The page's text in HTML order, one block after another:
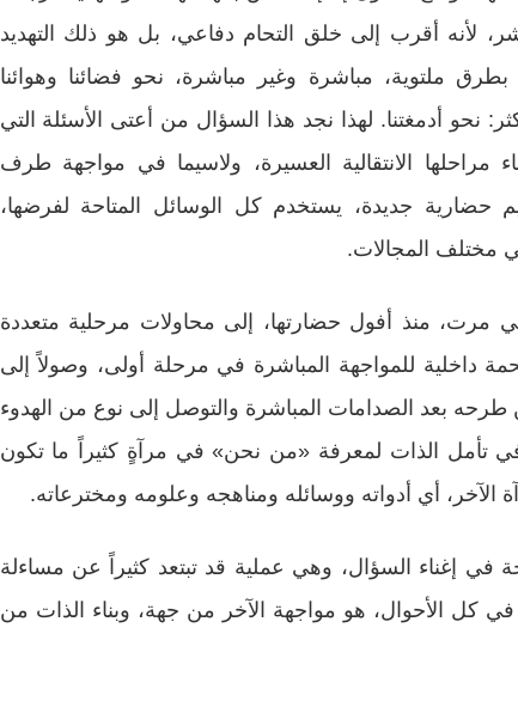
لأنه أقرب إلى خلق التحام دفاعي، بل هو ذلك التهديد
بطرق ملتوية، مباشرة وغير مباشرة، نحو فضائنا وهوائنا
نحو أدمغتنا. لهذا نجد هذا السؤال من أعتى الأسئلة التي
مراحلها الانتقالية العسيرة، ولاسيما في مواجهة طرف
حضارية جديدة، يستخدم كل الوسائل المتاحة لفرضها،
مختلف المجالات.
مرت، منذ أفول حضارتها، إلى محاولات مرحلية متعددة
داخلية للمواجهة المباشرة في مرحلة أولى، وصولاً إلى
بعد الصدامات المباشرة والتوصل إلى نوع من الهدوء
في تأمل الذات لمعرفة «من نحن» في مرآةٍ كثيراً ما تكون
أي أدواته ووسائله ومناهجه وعلومه ومخترعاته.
في إغناء السؤال، وهي عملية قد تبتعد كثيراً عن مساءلة
في كل الأحوال، هو مواجهة الآخر من جهة، وبناء الذات من